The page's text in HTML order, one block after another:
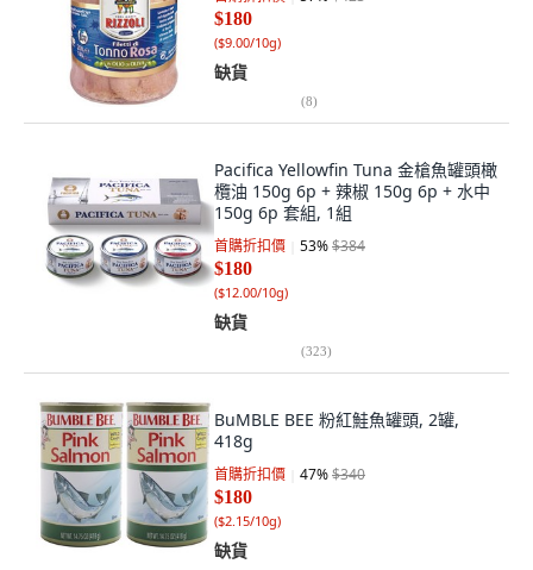
$180
($9.00/10g)
缺貨
(8)
Pacifica Yellowfin Tuna 金槍魚罐頭橄
欖油 150g 6p + 辣椒 150g 6p + 水中
150g 6p 套組, 1組
首購折扣價 53%$384
$180
($12.00/10g)
缺貨
(323)
BuMBLE BEE 粉紅鮭魚罐頭, 2罐,
418g
首購折扣價 47%$340
$180
($2.15/10g)
缺貨